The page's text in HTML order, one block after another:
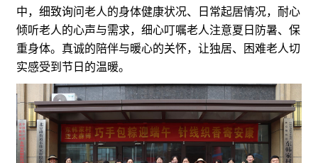
中，细致询问老人的身体健康状况、日常起居情况，耐心
倾听老人的心声与需求，细心叮嘱老人注意夏日防暑、保
重身体。真诚的陪伴与暖心的关怀，让独居、困难老人切
实感受到节日的温暖。